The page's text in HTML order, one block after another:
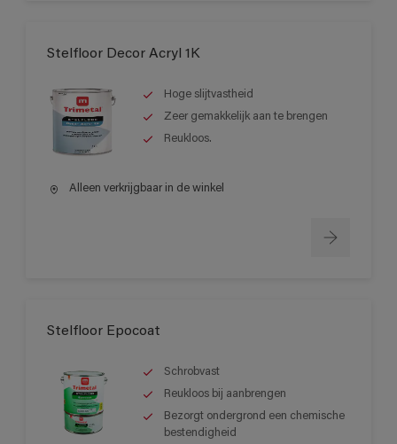
Stelfloor Decor Acryl 1K
Hoge slijtvastheid
Zeer gemakkelijk aan te brengen
Reukloos.
Alleen verkrijgbaar in de winkel
Stelfloor Epocoat
Schrobvast
Reukloos bij aanbrengen
Bezorgt ondergrond een chemische
bestendigheid